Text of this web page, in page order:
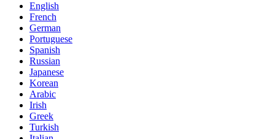
English
French
German
Portuguese
Spanish
Russian
Japanese
Korean
Arabic
Irish
Greek
Turkish